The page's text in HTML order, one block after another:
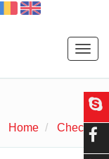
Home Checkin